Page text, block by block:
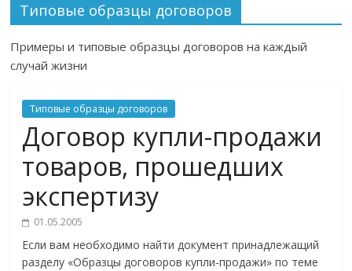
Типовые образцы договоров
Примеры и типовые образцы договоров на каждый
случай жизни
Типовые образцы договоров
Договор купли-продажи
товаров, прошедших
экспертизу
01.05.2005
Если вам необходимо найти документ принадлежащий
разделу «Образцы договоров купли-продажи» по теме